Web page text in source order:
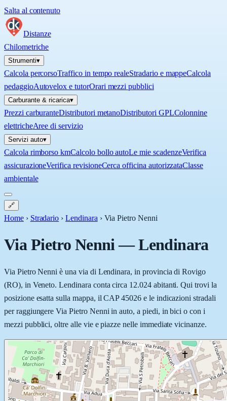
Salta al contenuto
Distanze
Chilometriche
Strumenti▾
Calcola percorsoTraffico in tempo realeStradario e mappeCalcola
pedaggioAutovelox e tutorOrari mezzi pubblici
Carburante & ricarica▾
Prezzi carburanteDistributori metanoDistributori GPLColonnine
elettricheAree di servizio
Servizi auto▾
Calcola rimborso kmCalcolo bollo autoLe mie scadenzeVerifica
assicurazioneVerifica revisioneCerca officina autorizzataClasse
ambientale
🔗
Home › Stradario › Lendinara › Via Pietro Nenni
Via Pietro Nenni—Lendinara
Via Pietro Nenni è una via di Lendinara, in provincia di Rovigo
(RO), in Veneto. Lendinara conta circa 12.024 abitanti. Qui trovi la
posizione esatta sulla mappa, il CAP 45026 e le indicazioni stradali
per raggiungere Via Pietro Nenni in auto, a piedi, in bici o con i
mezzi pubblici, oltre alle vie e piazze nelle immediate vicinanze.